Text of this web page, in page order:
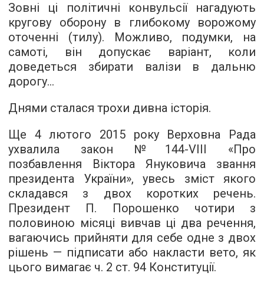
Зовні ці політичні конвульсії нагадують
кругову оборону в глибокому ворожому
оточенні (тилу). Можливо, подумки, на
самоті, він допускає варіант, коли
доведеться збирати валізи в дальню
дорогу...
Днями сталася трохи дивна історія.
Ще 4 лютого 2015 року Верховна Рада
ухвалила закон №144-VIII «Про
позбавлення Віктора Януковича звання
президента України», увесь зміст якого
складався з двох коротких речень.
Президент П. Порошенко чотири з
половиною місяці вивчав ці два речення,
вагаючись прийняти для себе одне з двох
рішень — підписати або накласти вето, як
цього вимагає ч. 2 ст. 94 Конституції.